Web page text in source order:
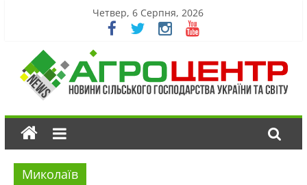
Четвер, 6 Серпня, 2026
Миколаїв